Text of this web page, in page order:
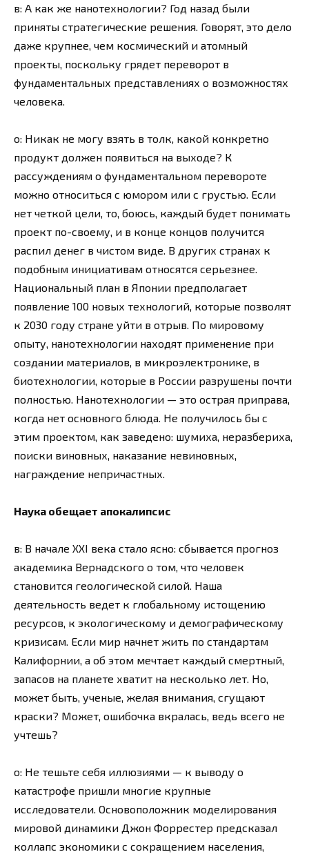
в: А как же нанотехнологии? Год назад были
приняты стратегические решения. Говорят, это дело
даже крупнее, чем космический и атомный
проекты, поскольку грядет переворот в
фундаментальных представлениях о возможностях
человека.
о: Никак не могу взять в толк, какой конкретно
продукт должен появиться на выходе? К
рассуждениям о фундаментальном перевороте
можно относиться с юмором или с грустью. Если
нет четкой цели, то, боюсь, каждый будет понимать
проект по-своему, и в конце концов получится
распил денег в чистом виде. В других странах к
подобным инициативам относятся серьезнее.
Национальный план в Японии предполагает
появление 100 новых технологий, которые позволят
к 2030 году стране уйти в отрыв. По мировому
опыту, нанотехнологии находят применение при
создании материалов, в микроэлектронике, в
биотехнологии, которые в России разрушены почти
полностью. Нанотехнологии — это острая приправа,
когда нет основного блюда. Не получилось бы с
этим проектом, как заведено: шумиха, неразбериха,
поиски виновных, наказание невиновных,
награждение непричастных.
Наука обещает апокалипсис
в: В начале XXI века стало ясно: сбывается прогноз
академика Вернадского о том, что человек
становится геологической силой. Наша
деятельность ведет к глобальному истощению
ресурсов, к экологическому и демографическому
кризисам. Если мир начнет жить по стандартам
Калифорнии, а об этом мечтает каждый смертный,
запасов на планете хватит на несколько лет. Но,
может быть, ученые, желая внимания, сгущают
краски? Может, ошибочка вкралась, ведь всего не
учтешь?
о: Не тешьте себя иллюзиями — к выводу о
катастрофе пришли многие крупные
исследователи. Основоположник моделирования
мировой динамики Джон Форрестер предсказал
коллапс экономики с сокращением населения,